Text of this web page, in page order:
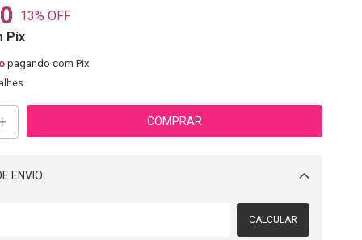
13% OFF
Pix
pagando com Pix
ENVIO
Alterar CEP
CALCULAR